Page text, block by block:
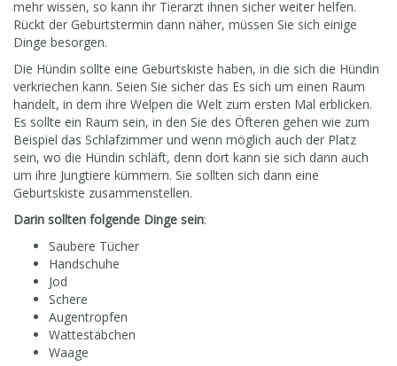
mehr wissen, so kann ihr Tierarzt ihnen sicher weiter helfen.
Rückt der Geburtstermin dann näher, müssen Sie sich einige
Dinge besorgen.
Die Hündin sollte eine Geburtskiste haben, in die sich die Hündin
verkriechen kann. Seien Sie sicher das Es sich um einen Raum
handelt, in dem ihre Welpen die Welt zum ersten Mal erblicken.
Es sollte ein Raum sein, in den Sie des Öfteren gehen wie zum
Beispiel das Schlafzimmer und wenn möglich auch der Platz
sein, wo die Hündin schläft, denn dort kann sie sich dann auch
um ihre Jungtiere kümmern. Sie sollten sich dann eine
Geburtskiste zusammenstellen.
Darin sollten folgende Dinge sein:
Saubere Tücher
Handschuhe
Jod
Schere
Augentropfen
Wattestäbchen
Waage